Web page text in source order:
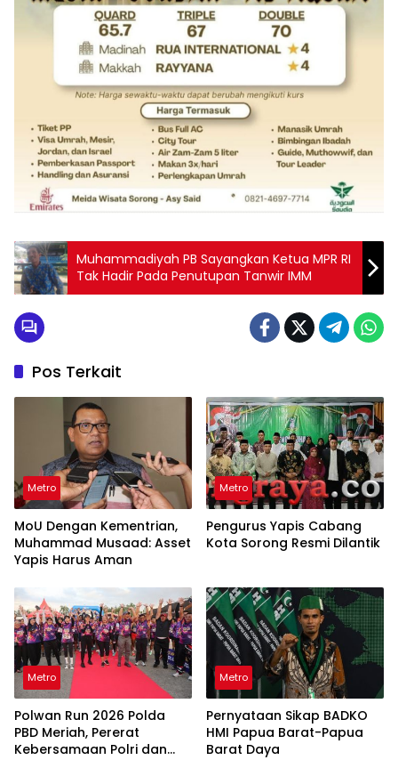
Muhammadiyah PB Sayangkan Ketua MPR RI
Tak Hadir Pada Penutupan Tanwir IMM
Pos Terkait
Metro
MoU Dengan Kementrian,
Muhammad Musaad: Asset
Yapis Harus Aman
Metro
Pengurus Yapis Cabang
Kota Sorong Resmi Dilantik
Metro
Polwan Run 2026 Polda
PBD Meriah, Pererat
Kebersamaan Polri dan
Metro
Pernyataan Sikap BADKO
HMI Papua Barat-Papua
Barat Daya